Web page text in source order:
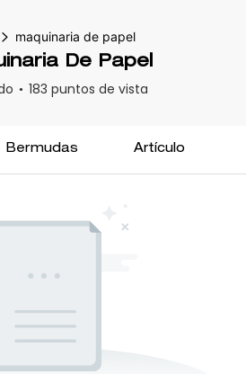
maquinaria de papel
De Papel
183 puntos de vista
Bermudas Artículo